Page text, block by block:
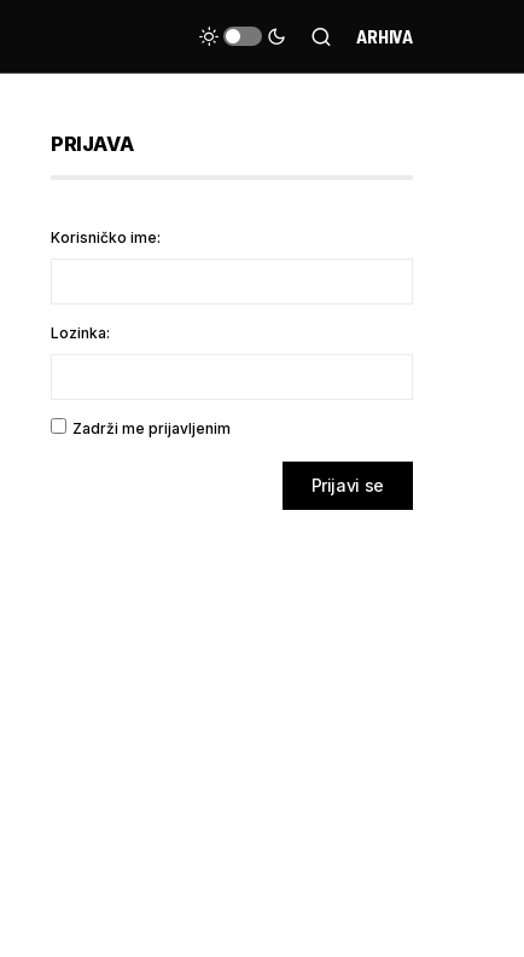
ARHIVA
PRIJAVA
Korisničko ime:
Lozinka:
Zadrži me prijavljenim
Prijavi se